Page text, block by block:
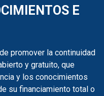
E
promover la continuidad
y gratuito, que
y los conocimientos
su financiamiento total o